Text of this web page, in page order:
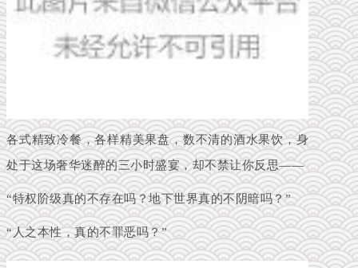
各式精致冷餐，各样精美果盘，数不清的酒水果饮，身
处于这场奢华迷醉的三小时盛宴，却不禁让你反思——
“特权阶级真的不存在吗？地下世界真的不阴暗吗？”
“人之本性，真的不罪恶吗？”